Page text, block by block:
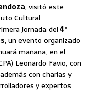
, visitó este
Cultural
jornada del4º
, un evento organizado
mañana, en el
Leonardo Favio, con
con charlas y
y expertos